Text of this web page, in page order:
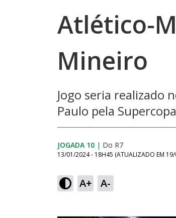
Atlético-
Mineiro
Jogo seria realizado
Paulo pela
JOGADA 10 | Do R7
13/01/2024 - 18H45 (ATUALIZADO EM
A+ A-